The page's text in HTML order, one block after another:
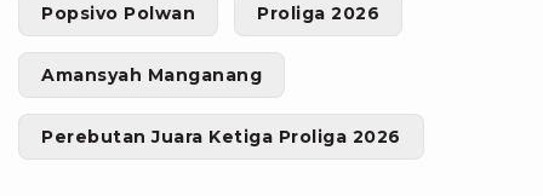
Popsivo Polwan Proliga 2026
Amansyah Manganang
Perebutan Juara Ketiga Proliga 2026